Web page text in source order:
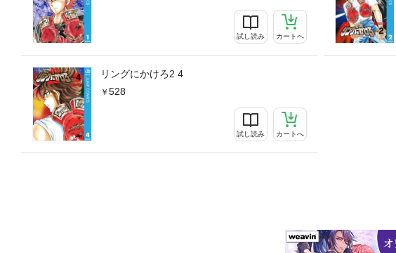
試し読み カートへ
リングにかけろ2 4
528
試し読み カートへ